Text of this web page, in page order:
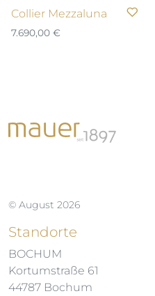
Collier Mezzaluna
7.690,00 €
© August 2026
Standorte
BOCHUM
Kortumstraße 61
44787 Bochum